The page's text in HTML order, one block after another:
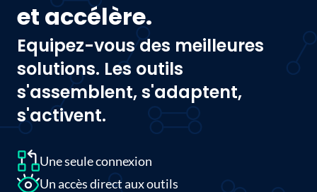
et accélère.
Equipez-vous des meilleures
solutions. Les outils
s'assemblent, s'adaptent,
s'activent.
Une seule connexion
Un accès direct aux outils